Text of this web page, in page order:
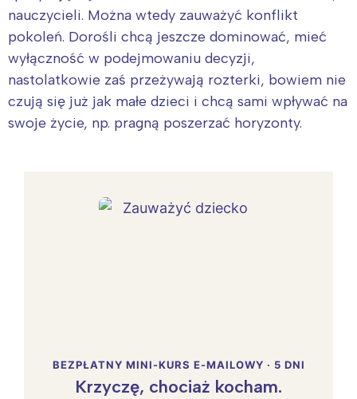
nauczycieli. Można wtedy zauważyć konflikt
pokoleń. Dorośli chcą jeszcze dominować, mieć
wyłączność w podejmowaniu decyzji,
nastolatkowie zaś przeżywają rozterki, bowiem nie
czują się już jak małe dzieci i chcą sami wpływać na
swoje życie, np. pragną poszerzać horyzonty.
BEZPŁATNY MINI-KURS E-MAILOWY · 5 DNI
Krzyczę, chociaż kocham.